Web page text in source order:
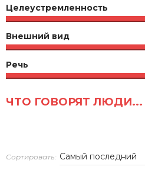
Целеустремленность
Внешний вид
Речь
ЧТО ГОВОРЯТ ЛЮДИ...
Сортировать: